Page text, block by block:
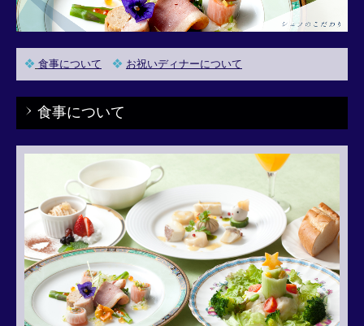
ニューボーンフォト
産前産後のケア
シェフのこだわり
産後ケア入院
❖ 食事について ❖ お祝いディナーについて
食事について